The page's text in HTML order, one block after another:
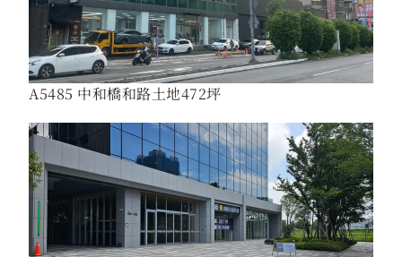
A5485 中和橋和路土地472坪